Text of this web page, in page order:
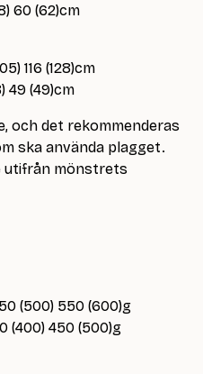
60 (62)cm
116 (128)cm
49 (49)cm
och det rekommenderas
ska använda plagget.
utifrån mönstrets
(500) 550 (600)g
(400) 450 (500)g